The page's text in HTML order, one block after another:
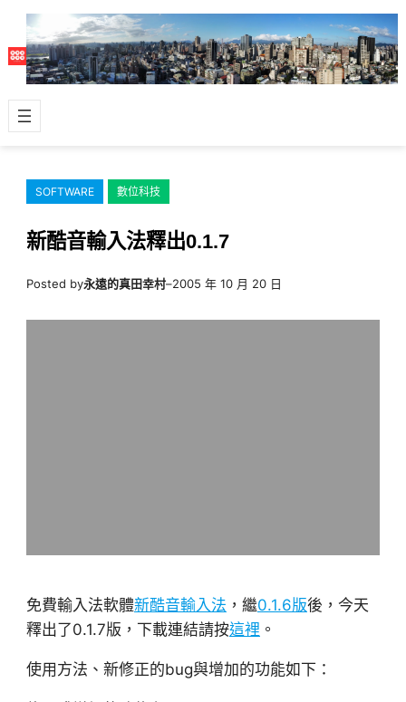
主
容
SOFTWARE 數位科技
新酷音輸入法釋出0.1.7
Posted by永遠的真田幸村–2005 年 10 月 20 日
免費輸入法軟體新酷音輸入法 ，繼0.1.6版後，今天
釋出了0.1.7版，下載連結請按這裡 。
使用方法、新修正的bug與增加的功能如下：